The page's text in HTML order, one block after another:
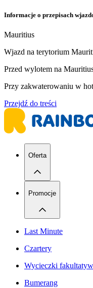
Informacje o przepisach
Mauritius
Wjazd na terytorium
Przed wylotem na
Przy zakwaterowaniu w
Przejdź do treści
Oferta
Promocje
Last Minute
Czartery
Wycieczki
Bumerang